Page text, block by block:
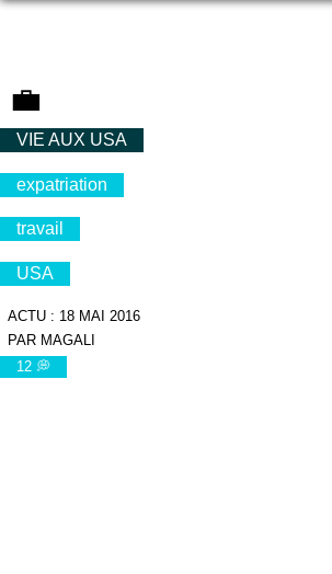
💼
VIE AUX USA
expatriation
travail
USA
ACTU : 18 MAI 2016
PAR MAGALI
12 💭